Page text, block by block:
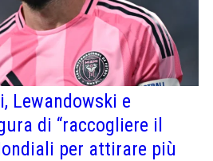
Lewandowski e
di “raccogliere il
per attirare più